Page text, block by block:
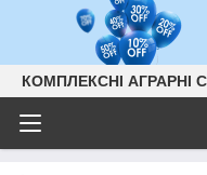
КОМПЛЕКСНІ АГРАРНІ